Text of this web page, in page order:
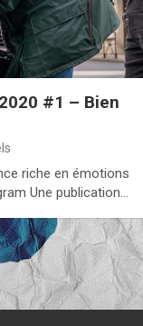
2020 #1 – Bien
riche en émotions
Une publication…